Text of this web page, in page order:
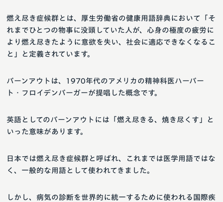
燃え尽き症候群とは、厚生労働省の健康用語辞典において「そ
れまでひとつの物事に没頭していた人が、心身の極度の疲労に
より燃え尽きたように意欲を失い、社会に適応できなくなるこ
と」と定義されています。
バーンアウトは、1970年代のアメリカの精神科医ハーバー
ト・フロイデンバーガーが提唱した概念です。
英語としてのバーンアウトには「燃え尽きる、焼き尽くす」と
いった意味があります。
日本では燃え尽き症候群と呼ばれ、これまでは医学用語ではな
く、一般的な用語として使われてきました。
しかし、病気の診断を世界的に統一するために使われる国際疾